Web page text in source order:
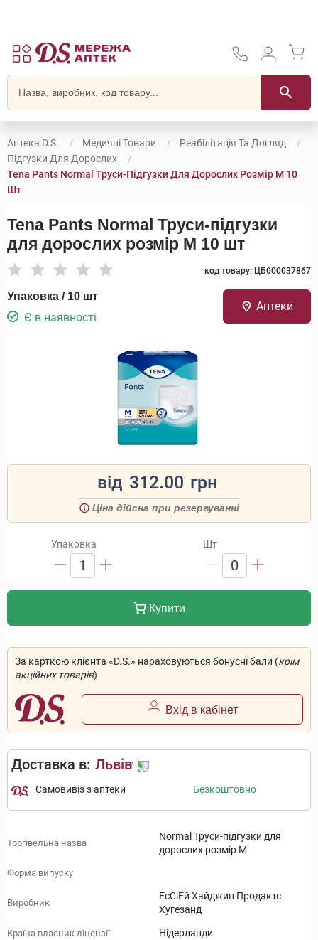
Аптека D.S. Медичні Товари
Реабілітація Та Догляд
Підгузки Для Дорослих
Tena Pants Normal Труси-Підгузки Для Дорослих Розмір M 10
Шт
Tena Pants Normal Труси-підгузки
для дорослих розмір M 10 шт
код товару: ЦБ000037867
Упаковка / 10 шт
Є в наявності
Аптеки
від 312.00 грн
Ціна дійсна при резервуванні
Упаковка
1
Шт
0
Купити
За карткою клієнта «D.S.» нараховуються бонусні бали (крім
акційних товарів)
Вхід в кабінет
Доставка в: Львів
Самовивіз з аптеки Безкоштовно
Торгівельна назва
Normal Труси-підгузки для
дорослих розмір M
Форма випуску
Виробник
ЕсСіЕй Хайджин Продактс
Хугезанд
Країна власник ліцензії Нідерланди